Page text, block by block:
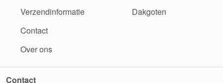
Verzendinformatie
Contact
Over ons
Dakgoten
Contact